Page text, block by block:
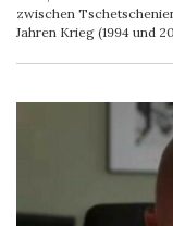
zwischen
Jahren Krieg (1994 und